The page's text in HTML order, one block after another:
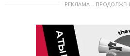
РЕКЛАМА –